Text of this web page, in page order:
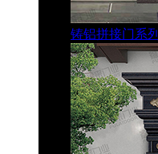
铸铝拼接门系列